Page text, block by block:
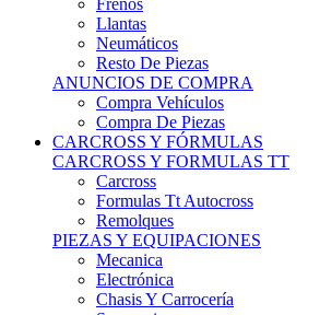
Neumáticos
Resto De Piezas
ANUNCIOS DE COMPRA
Compra Vehículos
Compra De Piezas
CARCROSS Y FÓRMULAS
CARCROSS Y FORMULAS TT
Carcross
Formulas Tt Autocross
Remolques
PIEZAS Y EQUIPACIONES
Mecanica
Electrónica
Chasis Y Carrocería
Suspensiones
Frenos